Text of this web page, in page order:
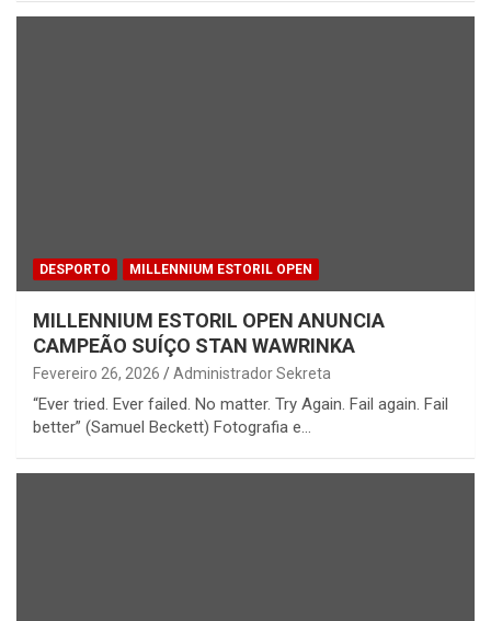
DESPORTO MILLENNIUM ESTORIL OPEN
MILLENNIUM ESTORIL OPEN ANUNCIA
CAMPEÃO SUÍÇO STAN WAWRINKA
Fevereiro 26, 2026 Administrador Sekreta
“Ever tried. Ever failed. No matter. Try Again. Fail again. Fail
better” (Samuel Beckett) Fotografia e…